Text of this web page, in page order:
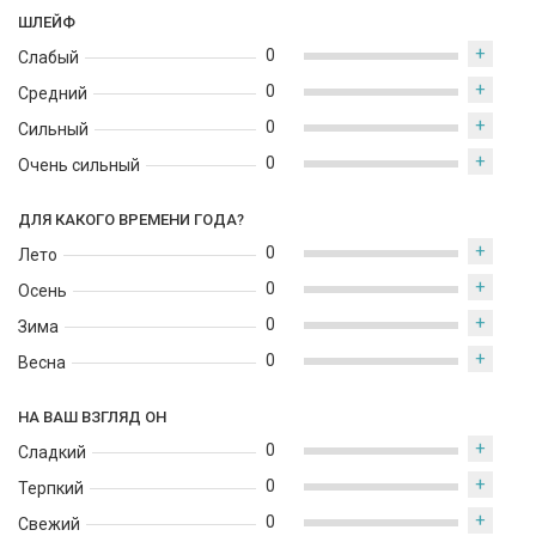
ШЛЕЙФ
Слабый
Средний
Сильный
Очень сильный
0 +
0 +
0 +
0 +
ДЛЯ КАКОГО ВРЕМЕНИ ГОДА?
Лето
Осень
Зима
Весна
0 +
0 +
0 +
0 +
НА ВАШ ВЗГЛЯД ОН
Сладкий
Терпкий
Свежий
0 +
0 +
0 +